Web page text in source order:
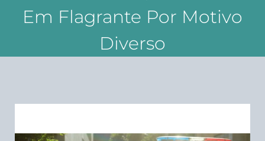
Em Flagrante Por Motivo
Diverso